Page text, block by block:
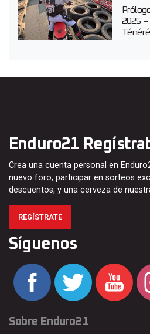
2025 –
Ténéré
Enduro21
Crea una cuenta personal en
nuevo foro, participar en sorteos
descuentos, y una cerveza de
REGÍSTRATE
Síguenos
Sobre Enduro21